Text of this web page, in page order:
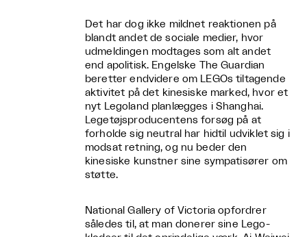
Det har dog ikke mildnet reaktionen på
blandt andet de sociale medier, hvor
udmeldingen modtages som alt andet
end apolitisk. Engelske The Guardian
beretter endvidere om LEGOs tiltagende
aktivitet på det kinesiske marked, hvor et
nyt Legoland planlægges i Shanghai.
Legetøjsproducentens forsøg på at
forholde sig neutral har hidtil udviklet sig i
modsat retning, og nu beder den
kinesiske kunstner sine sympatisører om
støtte.
National Gallery of Victoria opfordrer
således til, at man donerer sine Lego-